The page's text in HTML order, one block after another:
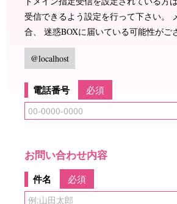
受信できるよう設定を行って下さい。
合、 迷惑BOXに届いている可能性がご
@localhost
電話番号 必須
お問い合わせ内容
件名 必須